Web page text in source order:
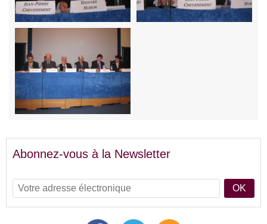
Abonnez-vous à la Newsletter
OK